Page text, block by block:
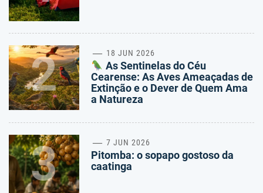
2 18 JUN 2026
As Sentinelas do Céu
Cearense: As Aves Ameaçadas de
Extinção e o Dever de Quem Ama
a Natureza
3 7 JUN 2026
Pitomba: o sopapo gostoso da
caatinga